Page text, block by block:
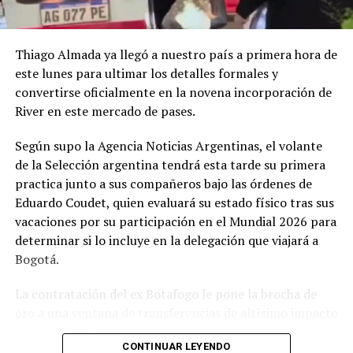
Thiago Almada ya llegó a nuestro país a primera hora de
este lunes para ultimar los detalles formales y
convertirse oficialmente en la novena incorporación de
River en este mercado de pases.
Según supo la Agencia Noticias Argentinas, el volante
de la Selección argentina tendrá esta tarde su primera
practica junto a sus compañeros bajo las órdenes de
Eduardo Coudet, quien evaluará su estado físico tras sus
vacaciones por su participación en el Mundial 2026 para
determinar si lo incluye en la delegación que viajará a
Bogotá.
La contratación del ex Botafogo le pone la brocha de
para el club. En esta ventana de movimientos, la
CONTINUAR LEYENDO